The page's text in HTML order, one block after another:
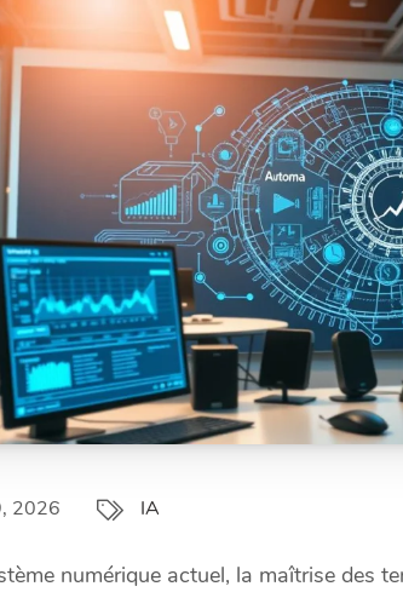
2026 IA
numérique actuel, la maîtrise des